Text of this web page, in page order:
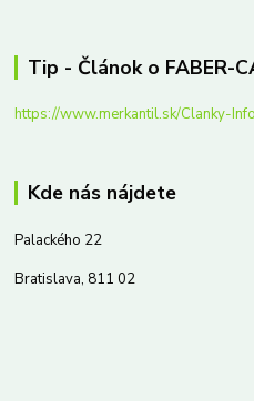
Tip - Článok o FABER-
https://www.merkantil.sk/Clanky-
Kde nás nájdete
Palackého 22
Bratislava, 811 02